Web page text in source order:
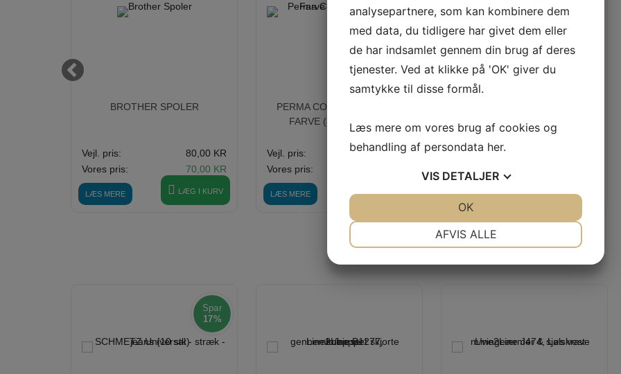
BROTHER SPOLER
LÆS MERE
Vejl. pris:
80,00 KR
Vores pris:
70,00 KR
LÆG I KURV
PERMA CORE 120 - 1000 M
FARVE (32109 - HVID)
LÆS MERE
Vejl. pris:
35,00 KR
Vores pris:
FARVE (38717 - SORT)
LÆS MERE
Vejl. pris:
Vores pris:
Spar
17%
analysepartnere, som kan kombinere dem
med data, du tidligere har givet dem eller
de har indsamlet gennem din brug af deres
tjenester. Ved at klikke på 'OK' giver du
samtykke til disse formål.
Læs mere om vores brug af cookies og
behandling af persondata her.
VIS DETALJER
AFVIS ALLE
OK